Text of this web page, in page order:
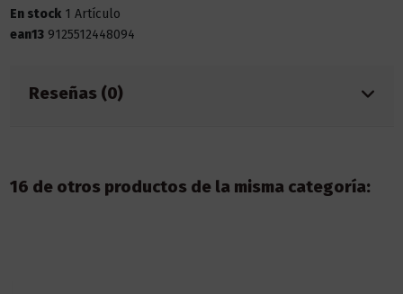
En stock 1 Artículo
ean13 9125512448094
Reseñas (0)
16 de otros productos de la misma categoría: